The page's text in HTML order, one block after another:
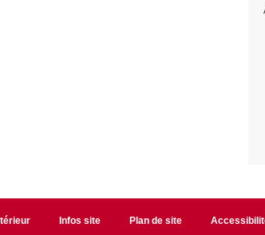
Infos site Plan de site